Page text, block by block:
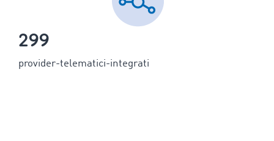
299
provider-telematici-integrati